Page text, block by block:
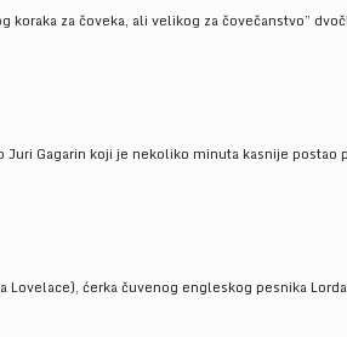
za čoveka, ali velikog za čovečanstvo”
Gagarin koji je nekoliko minuta kasnije postao
ćerka čuvenog engleskog pesnika